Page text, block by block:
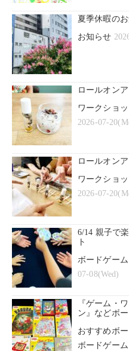
夏季休暇の
お知らせ
ロールオン
ワークショ
2026-07-
ロールオン
ワークショ
2026-07-
6/14 親子で
ト
ボードゲーム
07-08(Wed)
『ゲーム・
ン』などボ
おすすめボ
ボードゲーム